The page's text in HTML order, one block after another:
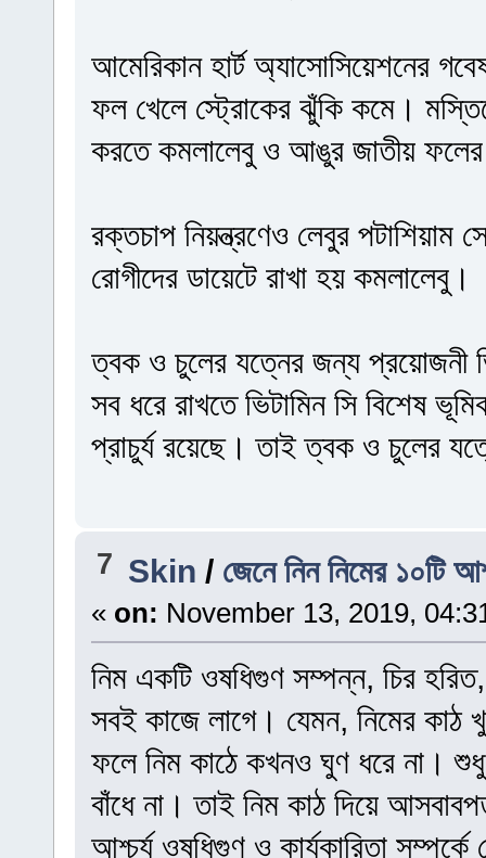
আমেরিকান হার্ট অ্যাসোসিয়েশনের
ফল খেলে স্ট্রোকের ঝুঁকি কমে।
করতে কমলালেবু ও আঙুর জাতীয়
রক্তচাপ নিয়ন্ত্রণেও লেবুর পটাশিয়াম
রোগীদের ডায়েটে রাখা হয় কমলালেবু।
ত্বক ও চুলের যত্নের জন্য প্রয়োজনী
সব ধরে রাখতে ভিটামিন সি বিশেষ
প্রাচুর্য রয়েছে। তাই ত্বক ও চুলের
7 Skin / জেনে নিন নিমের ১০টি
« on: November 13, 2019,
নিম একটি ওষধিগুণ সম্পন্ন, চির
সবই কাজে লাগে। যেমন, নিমের কাঠ
ফলে নিম কাঠে কখনও ঘুণ ধরে না।
বাঁধে না। তাই নিম কাঠ দিয়ে
আশ্চর্য ওষধিগুণ ও কার্যকারিতা